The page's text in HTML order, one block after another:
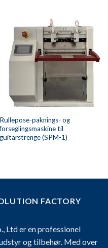
Rullepose-paknings- og
til
guitarstrenge (SPM-1)
FACTORY
Ltd er en professionel
og tilbehør. Med over